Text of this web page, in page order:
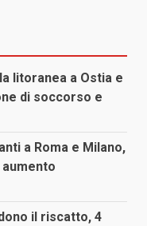
litoranea a Ostia e
di soccorso e
a Roma e Milano,
il riscatto, 4